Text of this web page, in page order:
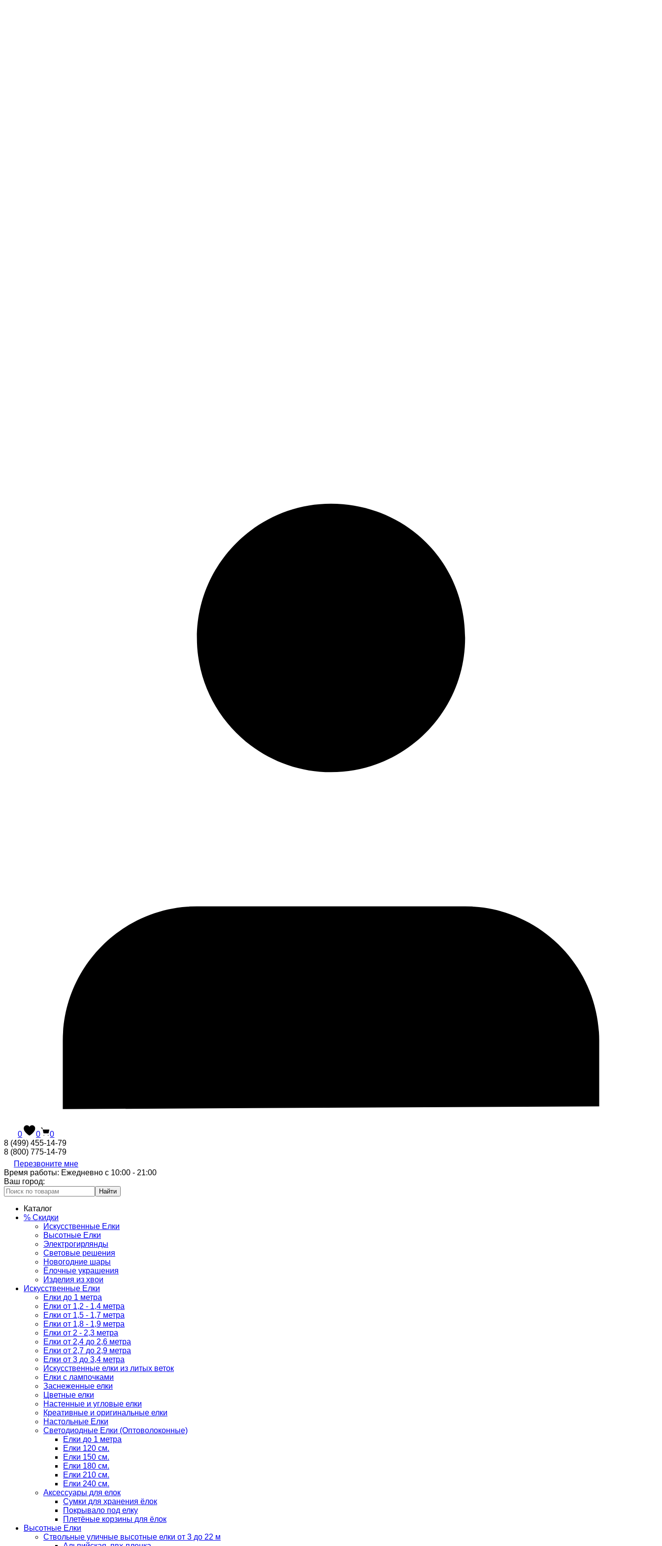
0 0
0
8 (499) 455-14-79
8 (800) 775-14-79
Перезвоните мне
Время работы: Ежедневно с 10:00 - 21:00
Ваш город:
Найти
Каталог
% Скидки
Искусственные Елки
Высотные Елки
Электрогирлянды
Световые решения
Новогодние шары
Ёлочные украшения
Изделия из хвои
Искусственные Елки
Елки до 1 метра
Елки от 1,2 - 1,4 метра
Елки от 1,5 - 1,7 метра
Елки от 1,8 - 1,9 метра
Елки от 2 - 2,3 метра
Елки от 2,4 до 2,6 метра
Елки от 2,7 до 2,9 метра
Елки от 3 до 3,4 метра
Искусственные елки из литых веток
Елки с лампочками
Заснеженные елки
Цветные елки
Настенные и угловые елки
Креативные и оригинальные елки
Настольные Елки
Светодиодные Елки (Оптоволоконные)
Елки до 1 метра
Елки 120 см.
Елки 150 см.
Елки 180 см.
Елки 210 см.
Елки 240 см.
Аксессуары для елок
Сумки для хранения ёлок
Покрывало под елку
Плетёные корзины для ёлок
Высотные Елки
Ствольные уличные высотные елки от 3 до 22 м